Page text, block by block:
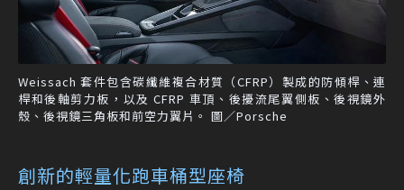
Weissach 套件包含碳纖維複合材質（CFRP）製成的防傾桿、連
桿和後軸剪力板，以及 CFRP 車頂、後擾流尾翼側板、後視鏡外
殼、後視鏡三角板和前空力翼片。 圖／Porsche
創新的輕量化跑車桶型座椅